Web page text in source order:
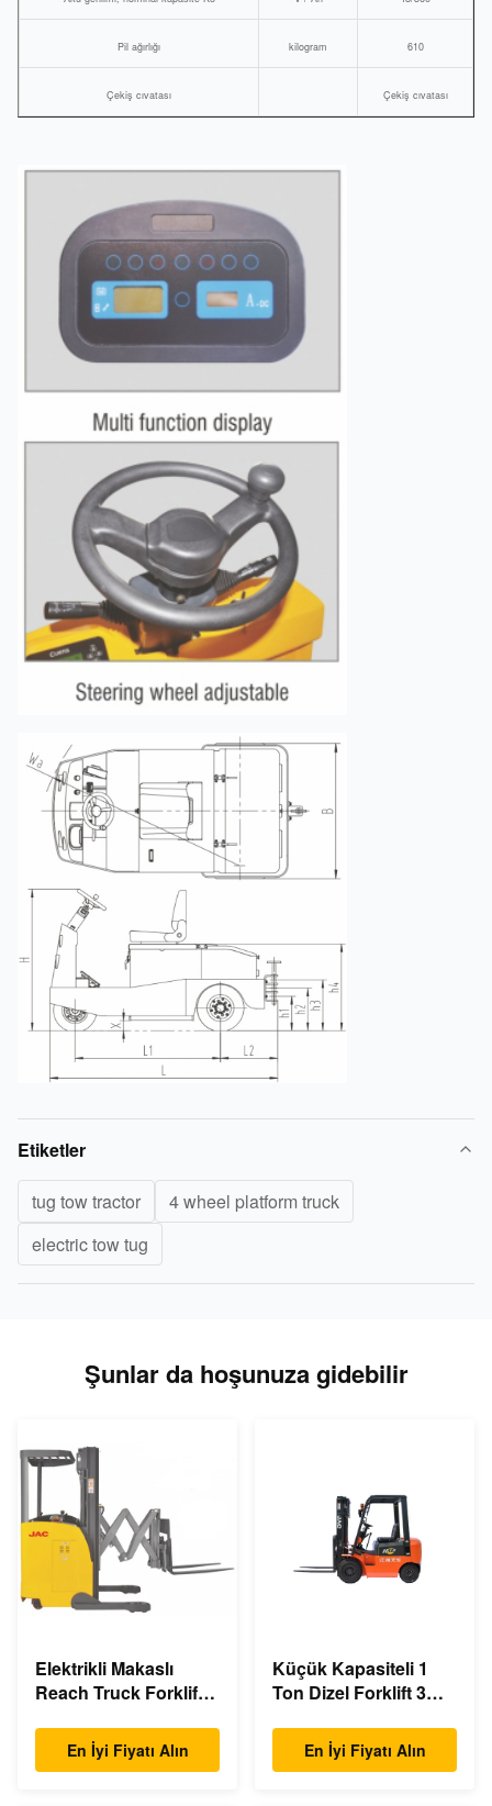
Pil ağırlığı kilogram 610
Çekiş cıvatası Çekiş cıvatası
Etiketler
tug tow tractor
4 wheel platform truck
electric tow tug
Şunlar da hoşunuza gidebilir
Elektrikli Makaslı
Reach Truck Forklift
Yük Kapasitesi
En İyi Fiyatı Alın
Küçük Kapasiteli 1
Ton Dizel Forklift 3m -
Yüksekliği Çevre
Dostu Tasarım
En İyi Fiyatı Alın